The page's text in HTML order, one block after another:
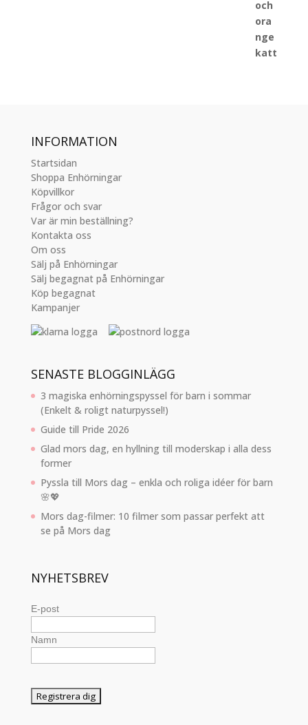
INFORMATION
Startsidan
Shoppa Enhörningar
Köpvillkor
Frågor och svar
Var är min beställning?
Kontakta oss
Om oss
Sälj på Enhörningar
Sälj begagnat på Enhörningar
Köp begagnat
Kampanjer
SENASTE BLOGGINLÄGG
3 magiska enhörningspyssel för barn i sommar
(Enkelt & roligt naturpyssel!)
Guide till Pride 2026
Glad mors dag, en hyllning till moderskap i alla dess
former
Pyssla till Mors dag – enkla och roliga idéer för barn
🌸💖
Mors dag-filmer: 10 filmer som passar perfekt att
se på Mors dag
NYHETSBREV
E-post
Namn